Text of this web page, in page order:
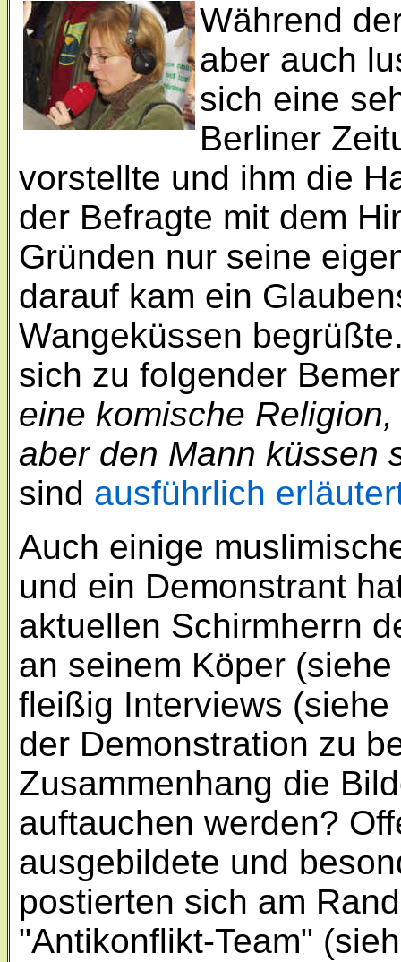
Während
aber auch
sich eine
Berliner
vorstellte und ihm die
der Befragte mit dem
Gründen nur seine
darauf kam ein
Wangeküssen
sich zu folgender
eine komische
aber den Mann küssen
sind ausführlich
Auch einige
und ein Demonstrant
aktuellen Schirmherrn
an seinem Köper
fleißig Interviews
der Demonstration zu
Zusammenhang die
auftauchen werden?
ausgebildete und
postierten sich am
"Antikonflikt-Team"